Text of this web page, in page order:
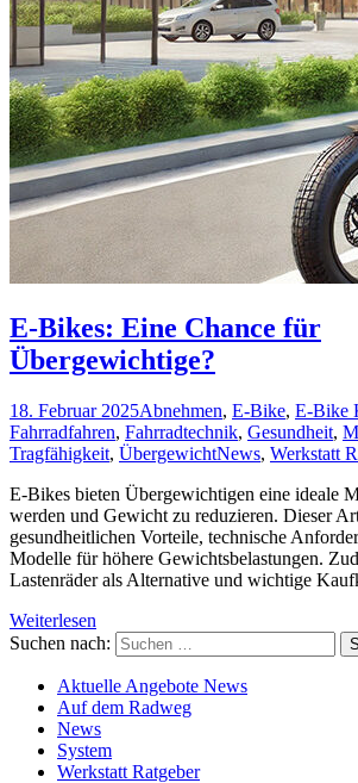
E-Bikes: Eine Chance für
Übergewichtige?
18. Februar 2025Abnehmen, E-Bike, E-Bike
Fahrradfahren, Fahrradtechnik, Gesundheit,
Tragfähigkeit, ÜbergewichtNews, Werkstatt
E-Bikes bieten Übergewichtigen eine ideale
werden und Gewicht zu reduzieren. Dieser
gesundheitlichen Vorteile, technische
Modelle für höhere Gewichtsbelastungen.
Lastenräder als Alternative und wichtige
Weiterlesen
Suchen nach:
Aktuelle Angebote News
Auf dem Radweg
News
System
Werkstatt Ratgeber